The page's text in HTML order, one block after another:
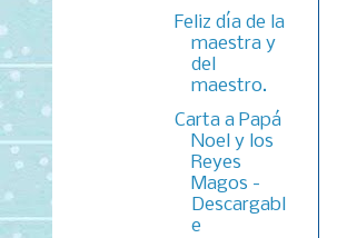
Feliz día de la
maestra y
del
maestro.
Carta a Papá
Noel y los
Reyes
Magos -
Descargabl
e